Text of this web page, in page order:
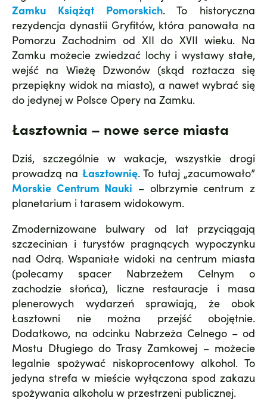
Zamku Książąt Pomorskich. To historyczna
rezydencja dynastii Gryfitów, która panowała na
Pomorzu Zachodnim od XII do XVII wieku. Na
Zamku możecie zwiedzać lochy i wystawy stałe,
wejść na Wieżę Dzwonów (skąd roztacza się
przepiękny widok na miasto), a nawet wybrać się
do jedynej w Polsce Opery na Zamku.
Łasztownia – nowe serce miasta
Dziś, szczególnie w wakacje, wszystkie drogi
prowadzą na Łasztownię. To tutaj „zacumowało”
Morskie Centrum Nauki – olbrzymie centrum z
planetarium i tarasem widokowym.
Zmodernizowane bulwary od lat przyciągają
szczecinian i turystów pragnących wypoczynku
nad Odrą. Wspaniałe widoki na centrum miasta
(polecamy spacer Nabrzeżem Celnym o
zachodzie słońca), liczne restauracje i masa
plenerowych wydarzeń sprawiają, że obok
Łasztowni nie można przejść obojętnie.
Dodatkowo, na odcinku Nabrzeża Celnego – od
Mostu Długiego do Trasy Zamkowej – możecie
legalnie spożywać niskoprocentowy alkohol. To
jedyna strefa w mieście wyłączona spod zakazu
spożywania alkoholu w przestrzeni publicznej.